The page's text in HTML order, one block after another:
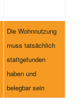
Die Wohnnutzung
muss tatsächlich
stattgefunden
haben und
belegbar sein